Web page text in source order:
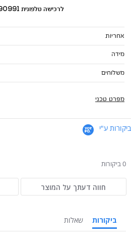
לרכישה טלפונית 073-2390991
אחריות
מידה
משלוחים
מפרט טכני
ביקורות ע"י
0 ביקורות
חווה דעתך על המוצר
ביקורות שאלות